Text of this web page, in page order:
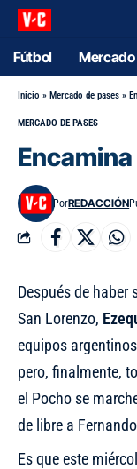
Fútbol
Inicio » Mercado de pases »
MERCADO DE PASES
PorREDACCIÓN
Después de
San Lorenzo,
equipos
pero, finalmente,
el Pocho se
de libre a
Es que este